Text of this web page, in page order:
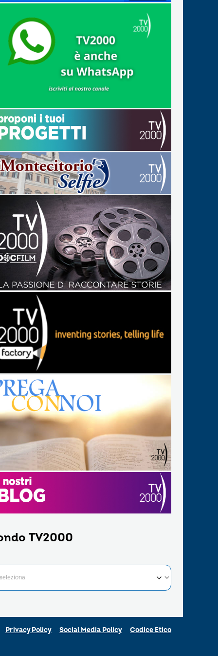
TV2000
Privacy Policy Social Media Policy Codice Etico